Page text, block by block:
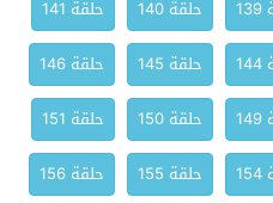
حلقة 140
حلقة 141
حلقة 145
حلقة 146
حلقة 150
حلقة 151
حلقة 155
حلقة 156